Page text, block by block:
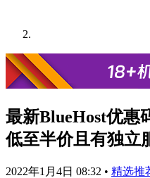
最新BlueHost优惠
低至半价且有独立
2022年1月4日 08:32 • 精选推